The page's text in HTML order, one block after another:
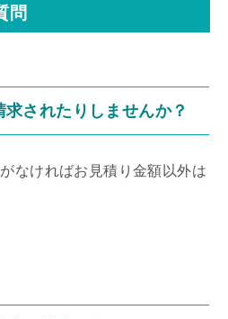
問
されたりしませんか？
なければお見積り金額以外は